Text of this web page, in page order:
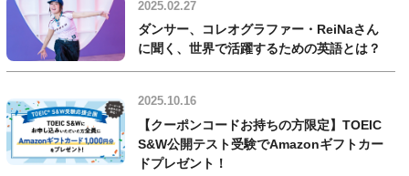
2025.02.27
ダンサー、コレオグラファー・ReiNaさん
に聞く、世界で活躍するための英語とは？
2025.10.16
【クーポンコードお持ちの方限定】TOEIC
S&W公開テスト受験でAmazonギフトカー
ドプレゼント！